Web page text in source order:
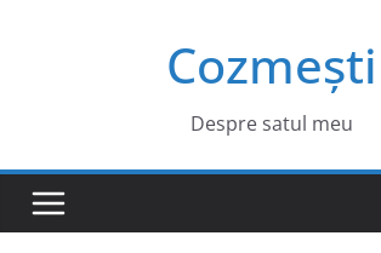
Cozmești
Despre satul meu